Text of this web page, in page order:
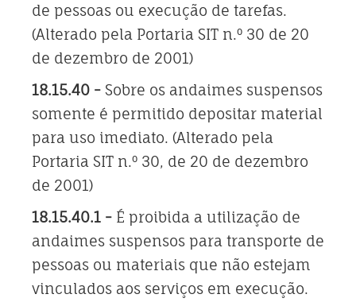
de pessoas ou execução de tarefas.
(Alterado pela Portaria SIT n.º 30 de 20
de dezembro de 2001)
18.15.40 - Sobre os andaimes suspensos
somente é permitido depositar material
para uso imediato. (Alterado pela
Portaria SIT n.º 30, de 20 de dezembro
de 2001)
18.15.40.1 - É proibida a utilização de
andaimes suspensos para transporte de
pessoas ou materiais que não estejam
vinculados aos serviços em execução.